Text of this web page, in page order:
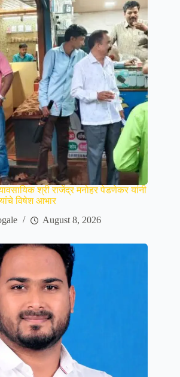
श्री राजेंद्र मनोहर पेडणेकर यांनी
यांचे विषेश आभार
August 8, 2026